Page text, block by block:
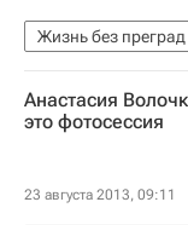
Жизнь без преград
Республика Саха
Анастасия
это фотосессия
23 августа 2013, 09:11